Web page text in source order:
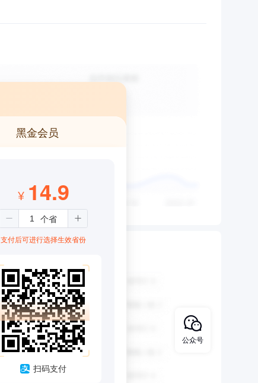
黑金会员
¥ 14.9
支付后可进行选择生效省份
扫码支付
公众号